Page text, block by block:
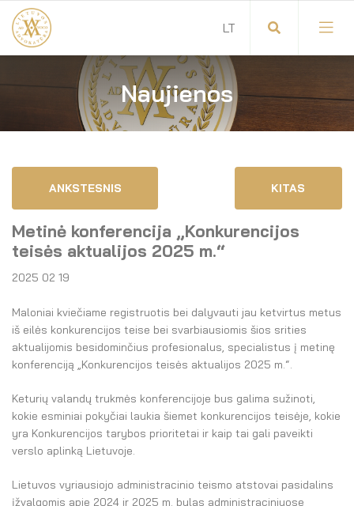
Visuotinis advokatų susirinkimas
Advokatų tarybos pirmininkas
Advokatų taryba
Komitetai
Garbės teismas
Administracija
Savitarna
Savivaldos teisės aktai
Dokumentų atmintinė
Gynėjas
El. parduotuvė
LT
DE
ES
Naujienos
ANKSTESNIS KITAS
Metinė konferencija „Konkurencijos
teisės aktualijos 2025 m.“
2025 02 19
Maloniai kviečiame registruotis bei dalyvauti jau ketvirtus metus
iš eilės konkurencijos teise bei svarbiausiomis šios srities
aktualijomis besidominčius profesionalus, specialistus į metinę
konferenciją „Konkurencijos teisės aktualijos 2025 m.“.
Keturių valandų trukmės konferencijoje bus galima sužinoti,
kokie esminiai pokyčiai laukia šiemet konkurencijos teisėje, kokie
yra Konkurencijos tarybos prioritetai ir kaip tai gali paveikti
verslo aplinką Lietuvoje.
Lietuvos vyriausiojo administracinio teismo atstovai pasidalins
įžvalgomis apie 2024 ir 2025 m. bylas administraciniuose